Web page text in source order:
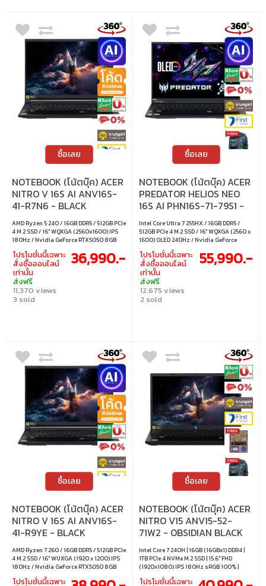
ซื้อเลย
NOTEBOOK (โน้ตบุ๊ค) ACER
NITRO V 16S AI ANV16S-
41-R7N6 - BLACK
AMD Ryzen 5 240 / 16GB DDR5 / 512GB PCIe
4 M.2 SSD / 16" WQXGA (2560x1600) IPS
180Hz / Nvidia GeForce RTX5050 8GB
GDDR7 / Windows 11 Home
โปรโมชั่นนี้เฉพาะ
สั่งซื้อออนไลน์
เท่านั้น
ส่งฟรี
11,370 views
3 sold
36,990.-
ซื้อเลย
NOTEBOOK (โน้ตบุ๊ค) ACER
PREDATOR HELIOS NEO
16S AI PHN16S-71-79S1 -
ABYSSAL BLACK
Intel Core Ultra 7 255HX / 16GB DDR5 /
512GB PCIe 4 M.2 SSD / 16" WQXGA (2560 x
1600) OLED 240Hz / Nvidia GeForce
RTX5060 8GB GDDR7 / Windows 11 Home
โปรโมชั่นนี้เฉพาะ
สั่งซื้อออนไลน์
เท่านั้น
ส่งฟรี
12,675 views
2 sold
55,990.-
ซื้อเลย
NOTEBOOK (โน้ตบุ๊ค) ACER
NITRO V 16S AI ANV16S-
41-R9YE - BLACK
AMD Ryzen 7 260 / 16GB DDR5 / 512GB PCIe
4 M.2 SSD / 16" WUXGA (1920 x 1200) IPS
180Hz / Nvidia GeForce RTX5050 8GB
GDDR7 / Windows 11 Home
โปรโมชั่นนี้เฉพาะ
ซื้อเลย
NOTEBOOK (โน้ตบุ๊ค) ACER
NITRO V15 ANV15-52-
71W2 - OBSIDIAN BLACK
Intel Core 7 240H | 16GB (16GBx1) DDR4 |
1TB PCIe 4 NVMe M.2 SSD | 15.6" FHD
(1920x1080) IPS 180Hz sRGB 100% |
Nvidia GeForce RTX 5060 8GB GDDR7 |
Windows 11 Home
โปรโมชั่นนี้เฉพาะ